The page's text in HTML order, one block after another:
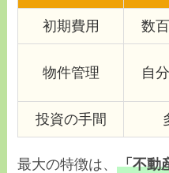
初期費用 数
物件管理 自
投資の手間
最大の特徴は、「不動